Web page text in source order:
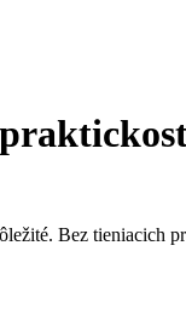
Bez tieniacich